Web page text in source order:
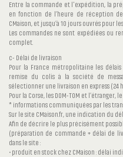
Entre la commande et l'expédition, la
en fonction de l’heure de réception
CMaison, et jusqu’à 10 jours ouvrés pour
Les commandes ne sont expédiées ou
complet.
c- Délai de livraison
Pour la France métropolitaine les
remise du colis à la société de
sélectionner une livraison en express (24
Pour la Corse, les DOM-TOM et l’étranger,
* informations communiquées par les
Sur le site CMaison.fr, une indication du
Afin de décrire le plus précisément
(préparation de commande + délai de
dans le site :
• produit en stock chez CMaison : délai